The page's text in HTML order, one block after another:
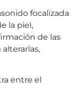
focalizada
la piel,
de las
entre el